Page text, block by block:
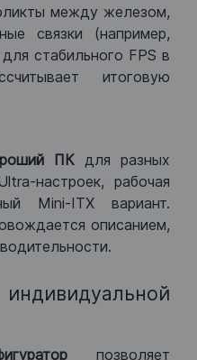
между железом,
связки (например,
стабильного FPS в
итоговую
ПКдля разных
настроек, рабочая
Mini-ITX вариант.
описанием,
позволяет